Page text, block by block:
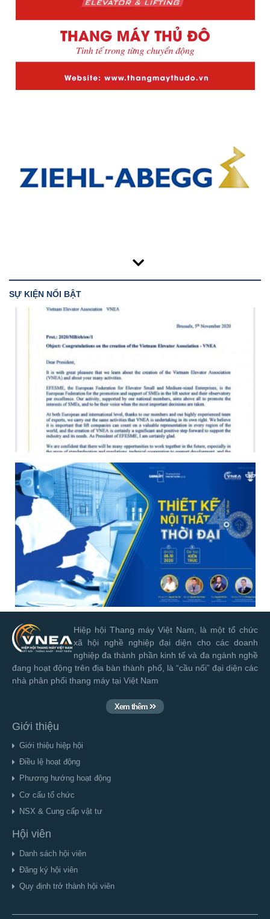
SỰ KIỆN NỔI BẬT
Hiệp hội Thang máy Việt Nam, là một tổ chức
xã hội nghề nghiệp đại diện cho các doanh
nghiệp đa thành phần kinh tế và đa ngành nghề
đang hoạt động trên địa bàn thành phố, là “cầu nối” đại diện các
nhà phân phối thang máy tại Việt Nam
Xem thêm
Giới thiệu
Giới thiệu hiệp hội
Điều lệ hoạt động
Phương hướng hoạt động
Cơ cấu tổ chức
NSX & Cung cấp vật tư
Hội viên
Danh sách hội viên
Đăng ký hội viên
Quy định trở thành hội viên